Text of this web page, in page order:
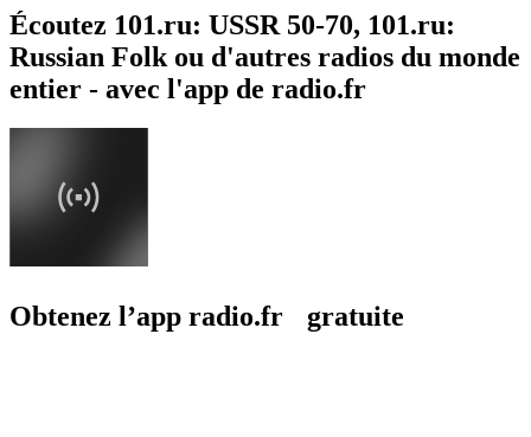
Écoutez 101.ru: USSR 50-70, 101.ru:
Russian Folk ou d'autres radios du monde
entier - avec l'app de radio.fr
Obtenez l’app radio.fr gratuite